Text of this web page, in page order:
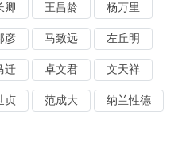
卿 王昌龄 杨万里
彦 马致远 左丘明
迁 卓文君 文天祥
贞 范成大 纳兰性德